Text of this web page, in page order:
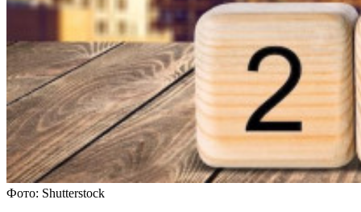
Фото: Shutterstock